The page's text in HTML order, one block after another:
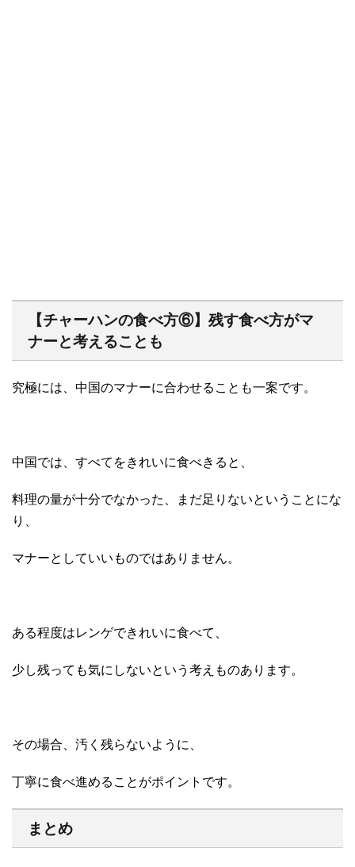
【チャーハンの食べ方⑥】残す食べ方がマ
ナーと考えることも
究極には、中国のマナーに合わせることも一案です。
中国では、すべてをきれいに食べきると、
料理の量が十分でなかった、まだ足りないということにな
り、
マナーとしていいものではありません。
ある程度はレンゲできれいに食べて、
少し残っても気にしないという考えものあります。
その場合、汚く残らないように、
丁寧に食べ進めることがポイントです。
まとめ